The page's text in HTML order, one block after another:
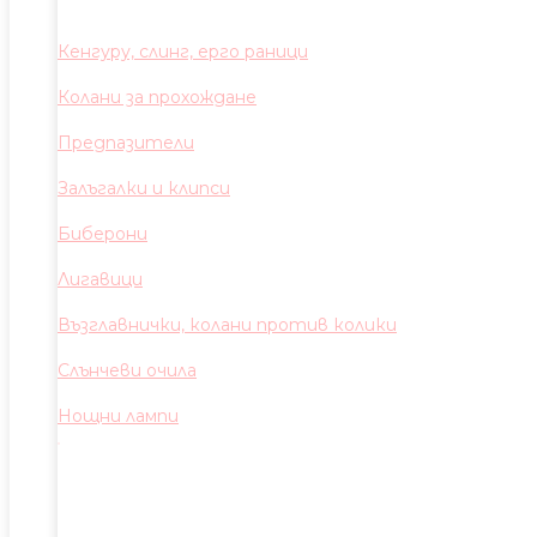
Кенгуру, слинг, ерго раници
Колани за прохождане
Предпазители
Залъгалки и клипси
Биберони
Лигавици
Възглавнички, колани против колики
Слънчеви очила
Нощни лампи